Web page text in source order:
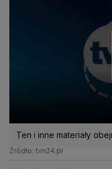
Ten i inne materiały
Źródło: tvn24.pl